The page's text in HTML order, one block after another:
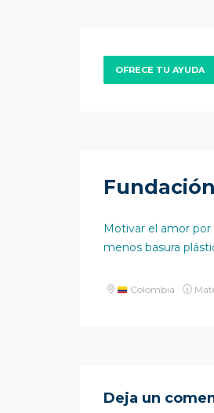
OFRECE TU AYUDA
Motivar el amor
menos basura
Colombia
Deja un